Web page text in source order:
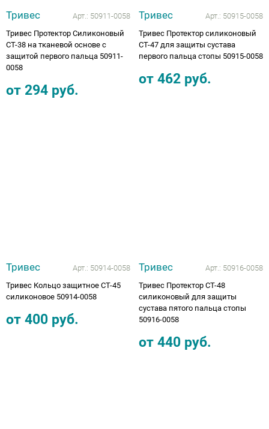
Тривес Арт.: 50911-0058
Тривес Протектор Силиконовый
СТ-38 на тканевой основе с
защитой первого пальца 50911-
0058
от 294 руб.
Тривес Арт.: 50915-0058
Тривес Протектор силиконовый
CТ-47 для защиты сустава
первого пальца стопы 50915-0058
от 462 руб.
Тривес Арт.: 50914-0058
Тривес Кольцо защитное СТ-45
силиконовое 50914-0058
от 400 руб.
Тривес Арт.: 50916-0058
Тривес Протектор СТ-48
силиконовый для защиты
сустава пятого пальца стопы
50916-0058
от 440 руб.